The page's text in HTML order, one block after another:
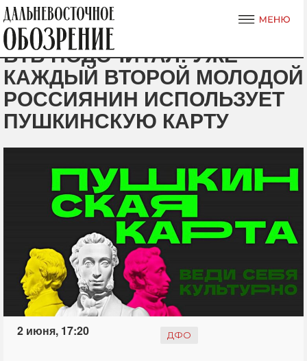
ВТБ ПОДСЧИТАЛ: УЖЕ
КАЖДЫЙ ВТОРОЙ МОЛОДОЙ
РОССИЯНИН ИСПОЛЬЗУЕТ
ПУШКИНСКУЮ КАРТУ
2 июня, 17:20 ДФО